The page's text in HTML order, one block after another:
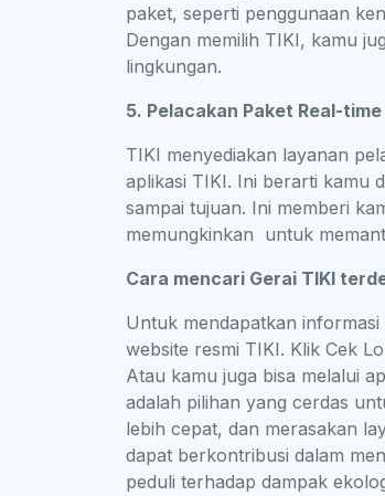
paket, seperti penggunaan
Dengan memilih TIKI, kamu
lingkungan.
5. Pelacakan Paket Real-time
TIKI menyediakan layanan
aplikasi TIKI. Ini berarti kamu
sampai tujuan. Ini memberi
memungkinkan untuk
Cara mencari Gerai TIKI
Untuk mendapatkan
website resmi TIKI. Klik Cek
Atau kamu juga bisa melalui
adalah pilihan yang cerdas
lebih cepat, dan merasakan
dapat berkontribusi dalam
peduli terhadap dampak